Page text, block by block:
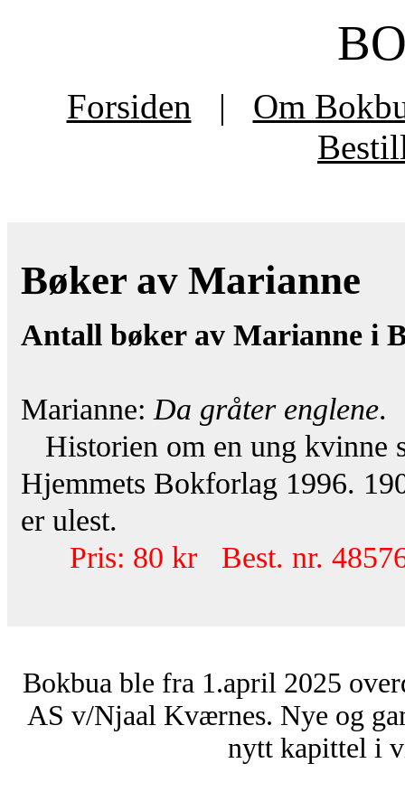
Forsiden |
Om
Bøker av Marianne
Antall bøker av Marianne i
Marianne: Da gråter englene.
Historien om en ung kvinne
Hjemmets Bokforlag 1996.
er ulest.
Pris: 80 kr Best. nr.
Bokbua ble fra 1.april 2025
AS v/Njaal Kværnes. Nye og
nytt kapittel i